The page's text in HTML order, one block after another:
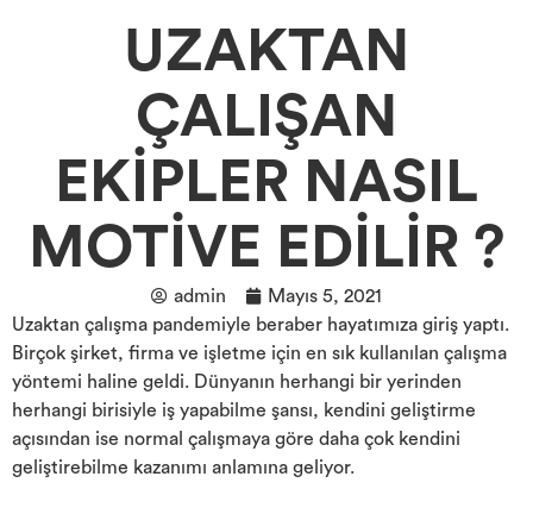
UZAKTAN
ÇALIŞAN
EKİPLER NASIL
MOTİVE EDİLİR ?
admin
Mayıs 5, 2021
Uzaktan çalışma pandemiyle beraber hayatımıza giriş yaptı.
Birçok şirket, firma ve işletme için en sık kullanılan çalışma
yöntemi haline geldi. Dünyanın herhangi bir yerinden
herhangi birisiyle iş yapabilme şansı, kendini geliştirme
açısından ise normal çalışmaya göre daha çok kendini
geliştirebilme kazanımı anlamına geliyor.